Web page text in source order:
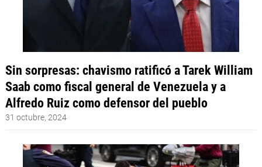
Sin sorpresas: chavismo ratificó a Tarek William
Saab como fiscal general de Venezuela y a
Alfredo Ruiz como defensor del pueblo
31 octubre, 2024